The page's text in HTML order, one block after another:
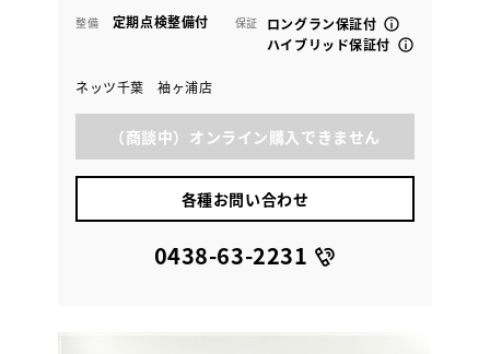
整備 定期点検整備付 保証
ロングラン保証付
ハイブリッド保証付
ネッツ千葉 袖ヶ浦店
（商談中）オンライン購入できません
各種お問い合わせ
0438-63-2231